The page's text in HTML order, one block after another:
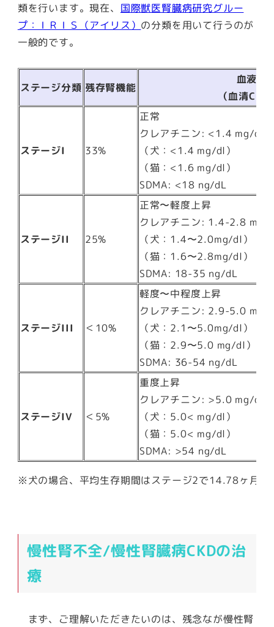
類を行います。現在、 国際獣医腎臓病研究グルー
プ：ＩＲＩＳ（アイリス） の分類を用いて行うのが
一般的です。
ステージ分類 残存腎機能
血液検
（血清
ステージI 33%
正常
クレアチニン: <1.4 mg/dL
（犬：<1.4 mg/dl）
（猫：<1.6 mg/dl）
SDMA: <18 ng/dL
ステージII 25%
正常〜軽度上昇
クレアチニン: 1.4-2.8
（犬：1.4〜2.0mg/dl）
（猫：1.6〜2.8mg/dl）
SDMA: 18-35 ng/dL
ステージIII ＜10%
軽度〜中程度上昇
クレアチニン: 2.9-5.0
（犬：2.1〜5.0mg/dl）
（猫：2.9〜5.0 mg/dl）
SDMA: 36-54 ng/dL
ステージIV ＜5%
重度上昇
クレアチニン: >5.0 mg/dL
（犬：5.0< mg/dl）
（猫：5.0< mg/dl）
SDMA: >54 ng/dL
※犬の場合、平均生存期間はステージ2で14.78ヶ月
慢性腎不全/慢性腎臓病CKDの治
療
まず、 ご理解いただきたいのは、残念なが慢性腎